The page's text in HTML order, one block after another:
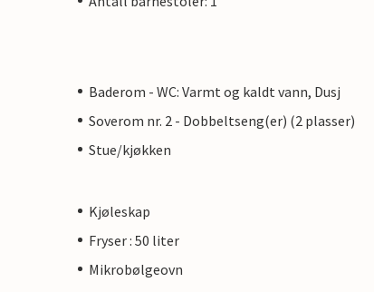
Baderom - WC: Varmt og kaldt vann, Dusj
Soverom nr. 2 - Dobbeltseng(er) (2 plasser)
Stue/kjøkken
Kjøleskap
Fryser : 50 liter
Mikrobølgeovn